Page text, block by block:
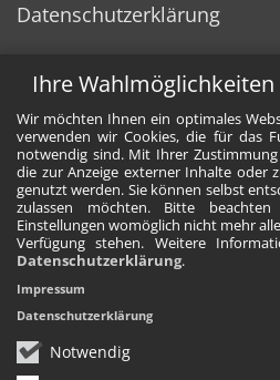
Ihre
Wir möchten Ihnen ein optimales
verwenden wir Cookies, die für das
notwendig sind. Mit Ihrer
die zur Anzeige externer Inhalte oder
genutzt werden. Sie können selbst
zulassen möchten. Bitte
Einstellungen womöglich nicht mehr
Verfügung stehen. Weitere
Datenschutzerklärung.
Notwendig
Impressum
Datenschutzerklärung
Datenschutzerklärung